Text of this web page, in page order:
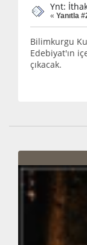
Ynt:
« Yanıtla
Bilimkurgu
Edebiyat'ın
çıkacak.